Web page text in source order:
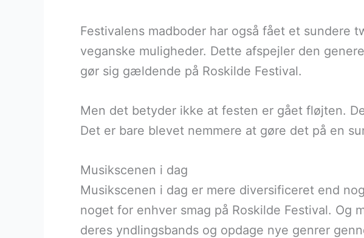
Festivalens madboder har også fået et sundere
veganske muligheder. Dette afspejler den
gør sig gældende på Roskilde Festival.
Men det betyder ikke at festen er gået fløjten.
Det er bare blevet nemmere at gøre det på en
Musikscenen i dag
Musikscenen i dag er mere diversificeret end
noget for enhver smag på Roskilde Festival.
deres yndlingsbands og opdage nye genrer